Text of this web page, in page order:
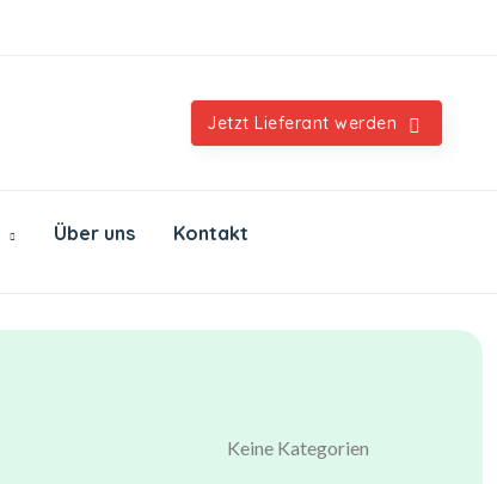
Jetzt Lieferant werden
Über uns Kontakt
Keine Kategorien